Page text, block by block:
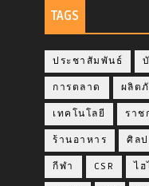
TAGS
ประชาสัมพันธ์
การตลาด ผลิต
เทคโนโลยี ราช
ร้านอาหาร ศิล
กีฬา CSR ไฮ